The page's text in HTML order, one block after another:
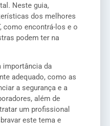
Neste guia,
dos melhores
como encontrá-los e o
podem ter na
importância da
adequado, como as
a segurança e a
além de
um profissional
este tema e